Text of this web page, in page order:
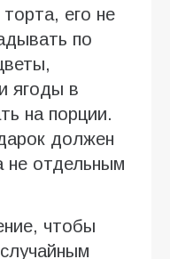
его не
по
ягоды в
на порции.
должен
не отдельным
чтобы